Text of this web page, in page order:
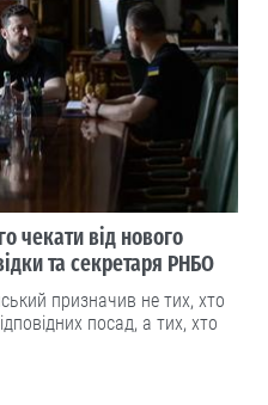
чекати від нового
та секретаря РНБО
призначив не тих, хто
посад, а тих, хто